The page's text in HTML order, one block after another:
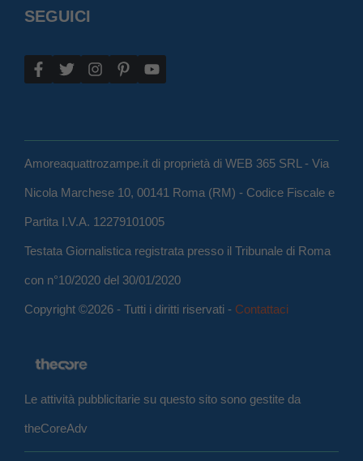
SEGUICI
Amoreaquattrozampe.it di proprietà di WEB 365 SRL - Via
Nicola Marchese 10, 00141 Roma (RM) - Codice Fiscale e
Partita I.V.A. 12279101005
Testata Giornalistica registrata presso il Tribunale di Roma
con n°10/2020 del 30/01/2020
Copyright ©2026 - Tutti i diritti riservati - Contattaci
Le attività pubblicitarie su questo sito sono gestite da
theCoreAdv